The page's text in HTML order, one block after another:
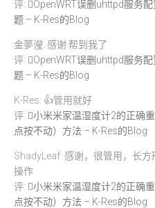
评:
OpenWRT误删uhttpd服务
题 – K-Res的Blog
金夢瀅: 感谢 帮到我了
评:
OpenWRT误删uhttpd服务
题 – K-Res的Blog
K-Res: 👍管用就好
评:
小米米家温湿度计2的正确
点按不动）方法 – K-Res的Blog
ShadyLeaf: 感谢，很管用，长
操作
评:
小米米家温湿度计2的正确
点按不动）方法 – K-Res的Blog